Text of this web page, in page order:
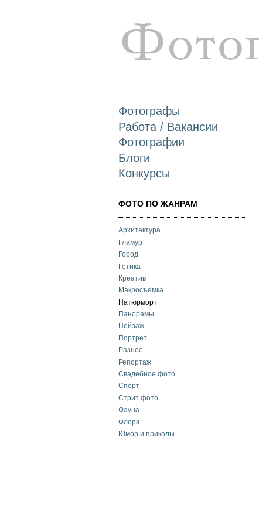
Фотографы
Работа / Вакансии
Фотографии
Блоги
Конкурсы
ФОТО ПО ЖАНРАМ
Архитектура
Гламур
Город
Готика
Креатив
Макросъемка
Натюрморт
Панорамы
Пейзаж
Портрет
Разное
Репортаж
Свадебное фото
Спорт
Стрит фото
Фауна
Флора
Юмор и приколы